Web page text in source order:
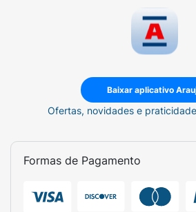
Baixar aplicativo
Ofertas, novidades e
Formas de Pagamento